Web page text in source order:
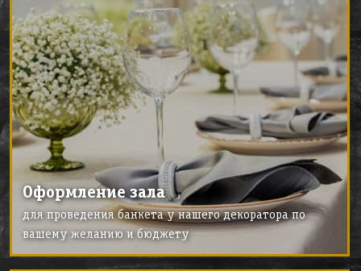
Оформление зала
для проведения банкета у нашего декоратора по
вашему желанию и бюджету